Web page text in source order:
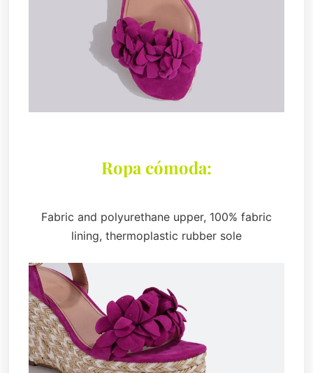
Ropa cómoda:
Fabric and polyurethane upper, 100% fabric
lining, thermoplastic rubber sole